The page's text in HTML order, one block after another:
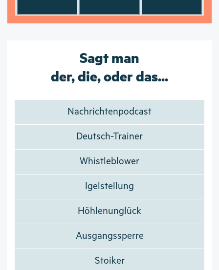
Sagt man
der, die, oder das...
Nachrichtenpodcast
Deutsch-Trainer
Whistleblower
Igelstellung
Höhlenunglück
Ausgangssperre
Stoiker